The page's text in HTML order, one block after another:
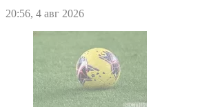
20:56, 4 авг 2026